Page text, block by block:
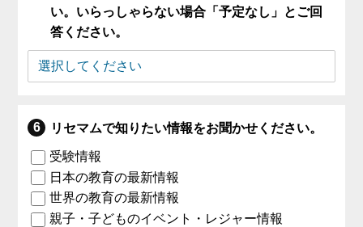
い。いらっしゃらない場合「予定なし」とご回
答ください。
リセマムで知りたい情報をお聞かせください。
受験情報
日本の教育の最新情報
世界の教育の最新情報
親子・子どものイベント・レジャー情報